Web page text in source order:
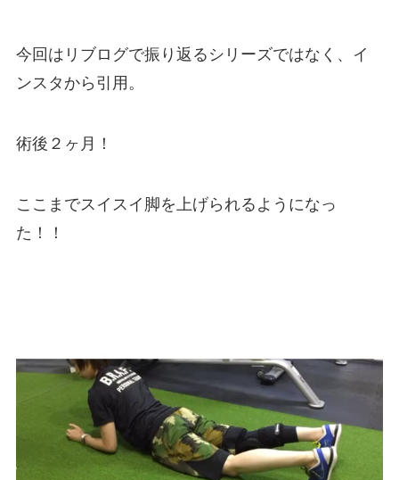
今回はリブログで振り返るシリーズではなく、イ
ンスタから引用。
術後２ヶ月！
ここまでスイスイ脚を上げられるようになっ
た！！